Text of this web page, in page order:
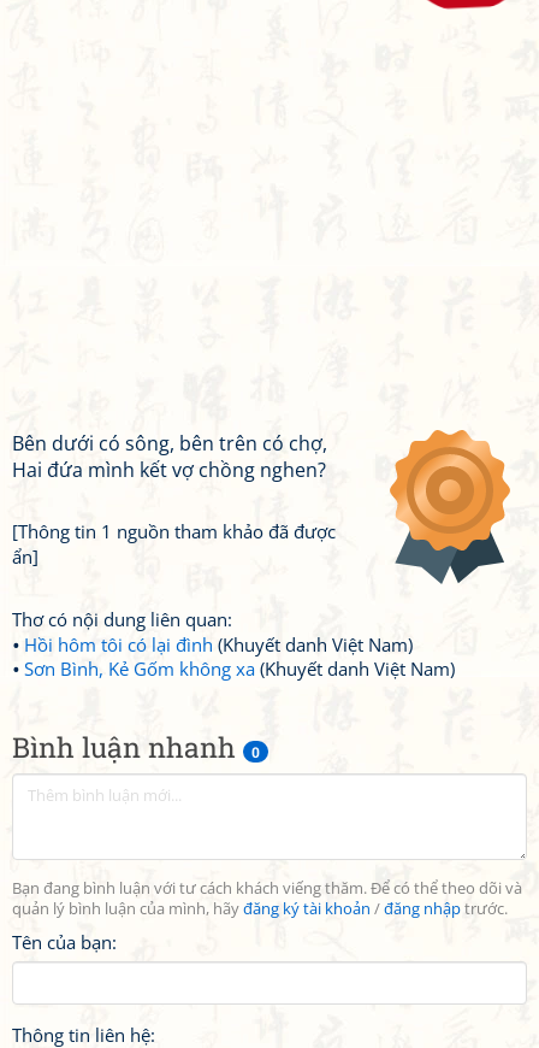
Bình luận nhanh 0
Bạn đang bình luận với tư cách khách viếng thăm. Để có thể theo dõi và
quản lý bình luận của mình, hãyđăng ký tài khoản /đăng nhậptrước.
Tên của bạn:
Thông tin liên hệ:
Bên dưới có sông, bên trên có chợ,
Hai đứa mình kết vợ chồng nghen?
[Thông tin 1 nguồn tham khảo đã được
ẩn]
Thơ có nội dung liên quan:
Hồi hôm tôi có lại đình (Khuyết danh Việt Nam)
Sơn Bình, Kẻ Gốm không xa (Khuyết danh Việt Nam)